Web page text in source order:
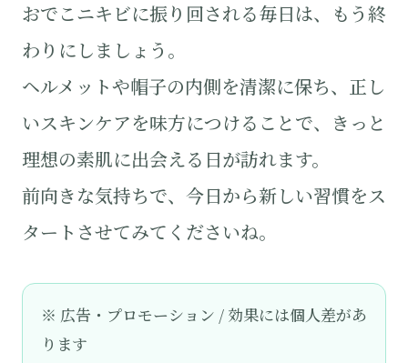
おでこニキビに振り回される毎日は、もう終
わりにしましょう。
ヘルメットや帽子の内側を清潔に保ち、正し
いスキンケアを味方につけることで、きっと
理想の素肌に出会える日が訪れます。
前向きな気持ちで、今日から新しい習慣をス
タートさせてみてくださいね。
※ 広告・プロモーション / 効果には個人差があ
ります